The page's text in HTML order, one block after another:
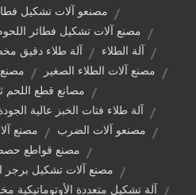
مصنعو آلات تشكيل
مصنع آلات تشكيل فطائر
آلة الطلاء
آلة طلاء دقيق
مصنع آلات الطلاء الصغير
مصنع
مصانع قطع اللحم
آلة طلاء فتات الخبز عالية
مصنعو آلات الضرب
مصنع
مصنع قواطع
مصنع آلات تشكيل برجر
آلة تشكيل متعددة الأوتوماتيكية